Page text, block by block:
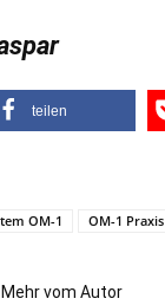
teilen
OM-1 OM-1 Praxis
Mehr vom Autor